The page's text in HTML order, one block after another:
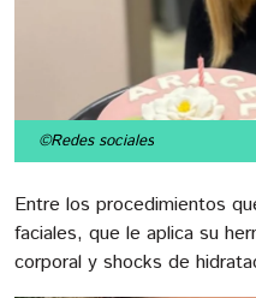
©Redes sociales
Entre los procedimientos
faciales, que le aplica su
corporal y shocks de